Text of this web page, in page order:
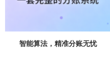
智能算法，精准分账无忧